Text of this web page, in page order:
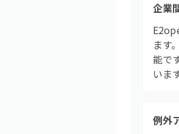
企業
ます
能で
いま
例外